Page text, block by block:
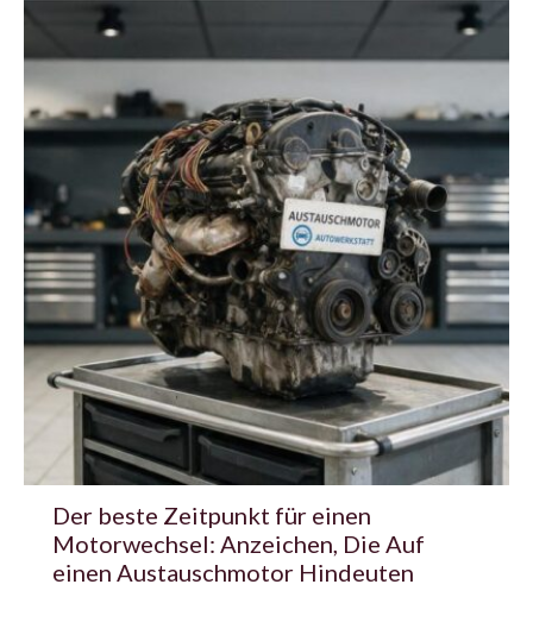
Der beste Zeitpunkt für einen
Motorwechsel: Anzeichen, Die Auf
einen Austauschmotor Hindeuten